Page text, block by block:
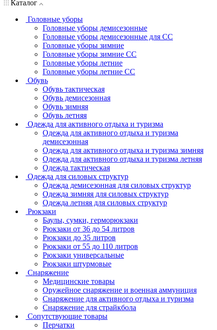
Каталог
Головные уборы
Головные уборы демисезонные
Головные уборы демисезонные для СС
Головные уборы зимние
Головные уборы зимние СС
Головные уборы летние
Головные уборы летние СС
Обувь
Обувь тактическая
Обувь демисезонная
Обувь зимняя
Обувь летняя
Одежда для активного отдыха и туризма
Одежда для активного отдыха и туризма
демисезонная
Одежда для активного отдыха и туризма зимняя
Одежда для активного отдыха и туризма летняя
Одежда тактическая
Одежда для силовых структур
Одежда демисезонная для силовых структур
Одежда зимняя для силовых структур
Одежда летняя для силовых структур
Рюкзаки
Баулы, сумки, герморюкзаки
Рюкзаки от 36 до 54 литров
Рюкзаки до 35 литров
Рюкзаки от 55 до 110 литров
Рюкзаки универсальные
Рюкзаки штурмовые
Снаряжение
Медицинские товары
Оружейное снаряжение и военная аммуниция
Снаряжение для активного отдыха и туризма
Снаряжение для страйкбола
Сопутствующие товары
Перчатки